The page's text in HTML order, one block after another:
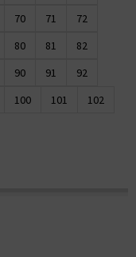
70 71
72
80 81
82
90 91
92
100 101
102